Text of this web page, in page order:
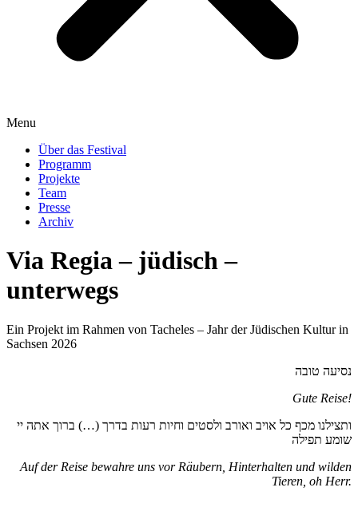
Menu
Über das Festival
Programm
Projekte
Team
Presse
Archiv
Via Regia – jüdisch –
unterwegs
Ein Projekt im Rahmen von Tacheles – Jahr der Jüdischen Kultur in
Sachsen 2026
נסיעה טובה
Gute Reise!
ותצילנו מכף כל אויב ואורב ולסטים וחיות רעות בדרך (…) ברוך אתה יי
שומע תפילה
Auf der Reise bewahre uns vor Räubern, Hinterhalten und wilden
Tieren, oh Herr.